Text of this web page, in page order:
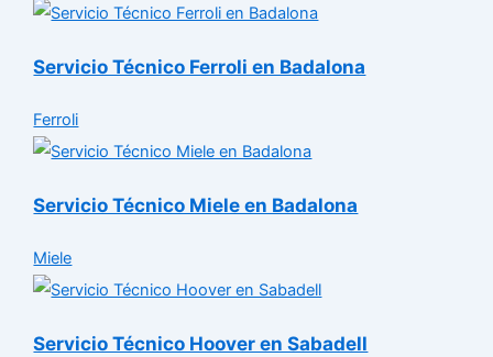
Servicio Técnico Ferroli en Badalona
Ferroli
Servicio Técnico Miele en Badalona
Miele
Servicio Técnico Hoover en Sabadell